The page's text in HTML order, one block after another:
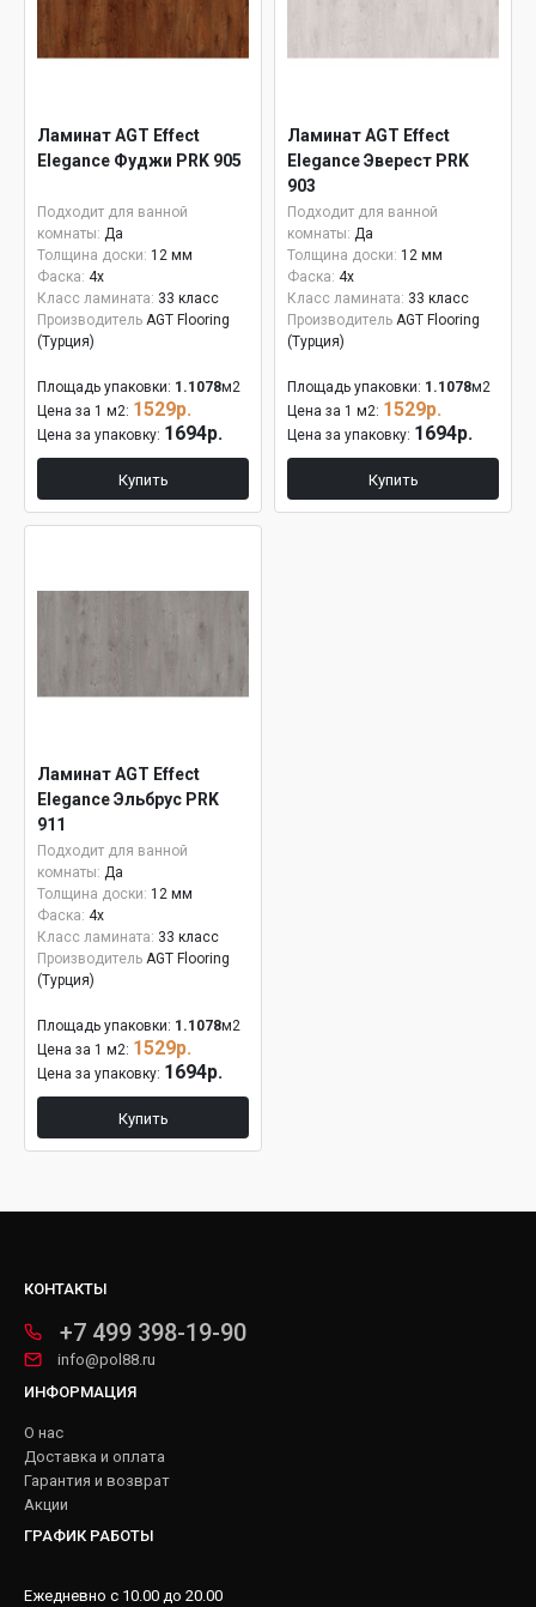
Ламинат AGT Effect
Elegance Фуджи PRK 905
Подходит для ванной
комнаты: Да
Толщина доски: 12 мм
Фаска: 4x
Класс ламината: 33 класс
Производитель AGT Flooring
(Турция)
Площадь упаковки: 1.1078м2
Цена за 1 м2: 1529р.
Цена за упаковку: 1694р.
Купить
Ламинат AGT Effect
Elegance Эверест PRK
903
Подходит для ванной
комнаты: Да
Толщина доски: 12 мм
Фаска: 4x
Класс ламината: 33 класс
Производитель AGT Flooring
(Турция)
Площадь упаковки: 1.1078м2
Цена за 1 м2: 1529р.
Цена за упаковку: 1694р.
Купить
Ламинат AGT Effect
Elegance Эльбрус PRK
911
Подходит для ванной
комнаты: Да
Толщина доски: 12 мм
Фаска: 4x
Класс ламината: 33 класс
Производитель AGT Flooring
(Турция)
Площадь упаковки: 1.1078м2
Цена за 1 м2: 1529р.
Цена за упаковку: 1694р.
Купить
КОНТАКТЫ
+7 499 398-19-90
info@pol88.ru
ИНФОРМАЦИЯ
О нас
Доставка и оплата
Гарантия и возврат
Акции
ГРАФИК РАБОТЫ
Ежедневно с 10.00 до 20.00